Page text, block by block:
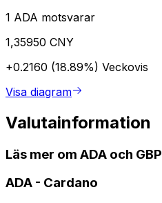
1 ADA motsvarar
1,35950 CNY
+0.2160 (18.89%) Veckovis
Visa diagram
Valutainformation
Läs mer om ADA och GBP
ADA - Cardano